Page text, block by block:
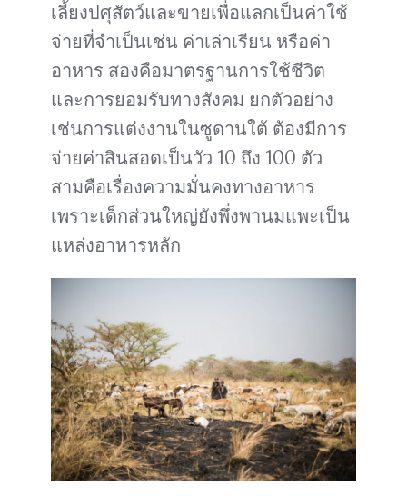
เลี้ยงปศุสัตว์และขายเพื่อแลกเป็นค่าใช้
จ่ายที่จำเป็นเช่น ค่าเล่าเรียน หรือค่า
อาหาร สองคือมาตรฐานการใช้ชีวิต
และการยอมรับทางสังคม ยกตัวอย่าง
เช่นการแต่งงานในซูดานใต้ ต้องมีการ
จ่ายค่าสินสอดเป็นวัว 10 ถึง 100 ตัว
สามคือเรื่องความมั่นคงทางอาหาร
เพราะเด็กส่วนใหญ่ยังพึ่งพานมแพะเป็น
แหล่งอาหารหลัก